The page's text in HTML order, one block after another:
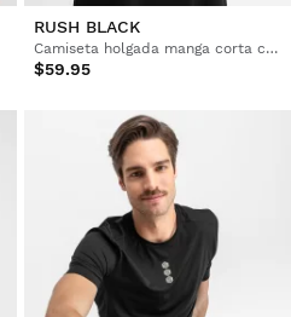
RUSH BLACK
Camiseta holgada manga corta cicloturismo hombre
$59.95